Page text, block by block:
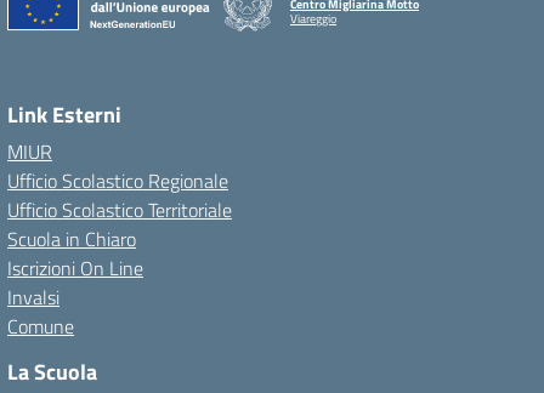
Centro Migliarina Motto
Viareggio
Link Esterni
MIUR
Ufficio Scolastico Regionale
Ufficio Scolastico Territoriale
Scuola in Chiaro
Iscrizioni On Line
Invalsi
Comune
La Scuola